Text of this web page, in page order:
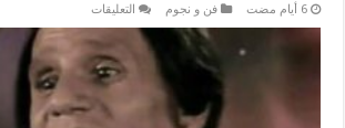
‏6 أيام مضت فن و نجوم التعليقات
سريرالعندليب
..